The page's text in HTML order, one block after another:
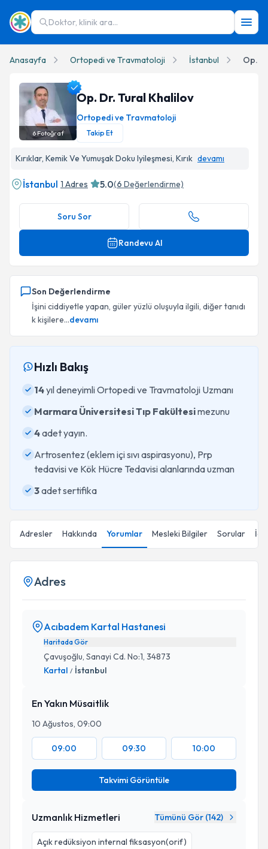
Doktor, klinik ara...
Anasayfa Ortopedi ve Travmatoloji İstanbul Op.
6Fotoğraf
Op. Dr. Tural Khalilov
Ortopedi ve Travmatoloji
Takip Et
Kırıklar, Kemik Ve Yumuşak Doku Iyileşmesi, Kırık devamı
İstanbul 1 Adres 5.0(6 Değerlendirme)
Soru Sor
Randevu Al
Son Değerlendirme
İşini ciddiyetle yapan, güler yüzlü oluşuyla ilgili, diğer tanıdı
k kişilere...devamı
Hızlı Bakış
14yıl deneyimli Ortopedi ve Travmatoloji Uzmanı
Marmara Üniversitesi Tıp Fakültesimezunu
4adet yayın.
Artrosentez (eklem içi sıvı aspirasyonu), Prp
tedavisi ve Kök Hücre Tedavisi alanlarında uzman
3adet sertifika
Adresler Hakkında Yorumlar Mesleki Bilgiler Sorular
Adres
Acıbadem Kartal Hastanesi
Haritada Gör
Çavuşoğlu, Sanayi Cd. No:1, 34873
Kartal / İstanbul
En Yakın Müsaitlik
10 Ağustos, 09:00
09:00 09:30 10:00
Takvimi Görüntüle
Uzmanlık Hizmetleri Tümünü Gör (142)
Açık redüksiyon internal fiksasyon(orif)